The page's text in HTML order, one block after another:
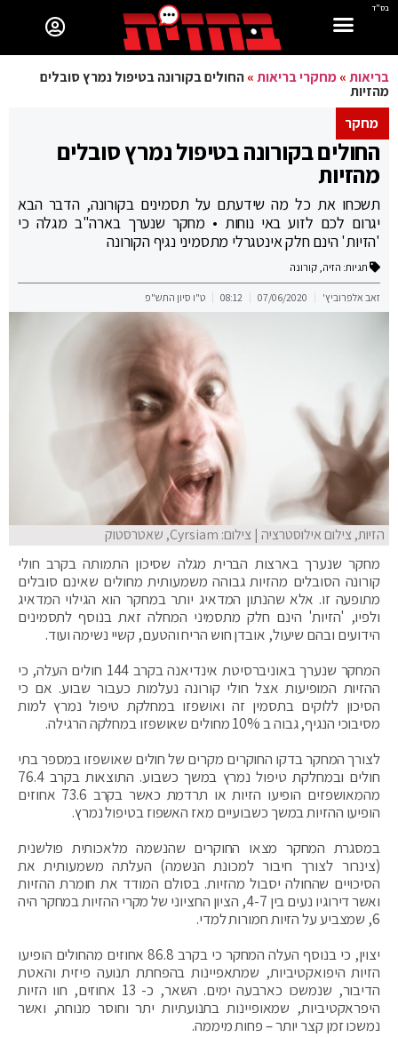
בס"ד
בריאות»מחקרי בריאות»החולים בקורונה בטיפול נמרץ סובלים
מהזיות
מחקר
החולים בקורונה בטיפול נמרץ סובלים
מהזיות
תשכחו את כל מה שידעתם על תסמינים בקורונה, הדבר הבא
יגרום לכם לזוע באי נוחות • מחקר שנערך בארה"ב מגלה כי
'הזיות' הינם חלק אינטגרלי מתסמיני נגיף הקורונה
תגיות: הזיה, קורונה
זאב אלפרוביץ' 07/06/2020
08:12 ט"ו סיון התש"פ
הזיות, צילום אילוסטרציה | צילום: Cyrsiam, שאטרסטוק
מחקר שנערך בארצות הברית מגלה שסיכון התמותה בקרב חולי
קורונה הסובלים מהזיות גבוהה משמעותית מחולים שאינם סובלים
מתופעה זו. אלא שהנתון המדאיג יותר במחקר הוא הגילוי המדאיג
ולפיו, 'הזיות' הינם חלק מתסמיני המחלה זאת בנוסף לתסמינים
הידועים ובהם שיעול, אובדן חוש הריח והטעם, קשיי נשימה ועוד.
המחקר שנערך באוניברסיטת אינדיאנה בקרב 144 חולים העלה, כי
ההזיות המופיעות אצל חולי קורונה נעלמות כעבור שבוע. אם כי
הסיכון ללוקים בתסמין זה ואושפזו במחלקת טיפול נמרץ למות
מסיבוכי הנגיף, גבוה ב 10% מחולים שאושפזו במחלקה הרגילה.
לצורך המחקר בדקו החוקרים מקרים של חולים שאושפזו במספר בתי
חולים ובמחלקת טיפול נמרץ במשך כשבוע. התוצאות בקרב 76.4
מהמאושפזים הופיעו הזיות או תרדמת כאשר בקרב 73.6 אחוזים
הופיעו ההזיות במשך כשבועיים מאז האשפוז בטיפול נמרץ.
במסגרת המחקר מצאו החוקרים שהנשמה מלאכותית פולשנית
(צינרור לצורך חיבור למכונת הנשמה) העלתה משמעותית את
הסיכויים שהחולה יסבול מהזיות. בסולם המודד את חומרת ההזיות
ואשר דירוגיו נעים בין 4-7, הציון החציוני של מקרי ההזיות במחקר היה
6, שמצביע על הזיות חמורות למדי.
יצוין, כי בנוסף העלה המחקר כי בקרב 86.8 אחוזים מהחולים הופיעו
הזיות היפואקטיביות, שמתאפיינות בהפחתת תנועה פיזית והאטת
הדיבור, שנמשכו כארבעה ימים. השאר, כ- 13 אחוזים, חוו הזיות
היפראקטיביות, שמאופיינות בתנועתיות יתר וחוסר מנוחה, ואשר
נמשכו זמן קצר יותר – פחות מיממה.